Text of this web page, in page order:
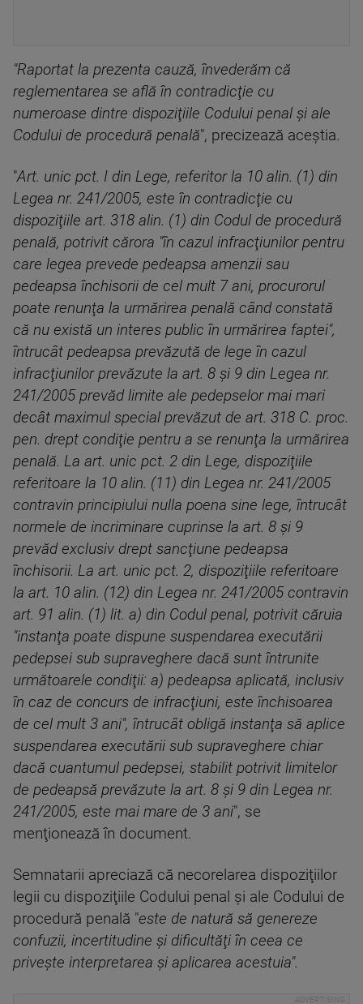
"Raportat la prezenta cauză, învederăm că
reglementarea se află în contradicţie cu
numeroase dintre dispoziţiile Codului penal şi ale
Codului de procedură penală", precizează aceştia.
"Art. unic pct. I din Lege, referitor la 10 alin. (1) din
Legea nr. 241/2005, este în contradicţie cu
dispoziţiile art. 318 alin. (1) din Codul de procedură
penală, potrivit cărora "în cazul infracţiunilor pentru
care legea prevede pedeapsa amenzii sau
pedeapsa închisorii de cel mult 7 ani, procurorul
poate renunţa la urmărirea penală când constată
că nu există un interes public în urmărirea faptei",
întrucât pedeapsa prevăzută de lege în cazul
infracţiunilor prevăzute la art. 8 şi 9 din Legea nr.
241/2005 prevăd limite ale pedepselor mai mari
decât maximul special prevăzut de art. 318 C. proc.
pen. drept condiţie pentru a se renunţa la urmărirea
penală. La art. unic pct. 2 din Lege, dispoziţiile
referitoare la 10 alin. (11) din Legea nr. 241/2005
contravin principiului nulla poena sine lege, întrucât
normele de incriminare cuprinse la art. 8 şi 9
prevăd exclusiv drept sancţiune pedeapsa
închisorii. La art. unic pct. 2, dispoziţiile referitoare
la art. 10 alin. (12) din Legea nr. 241/2005 contravin
art. 91 alin. (1) lit. a) din Codul penal, potrivit căruia
"instanţa poate dispune suspendarea executării
pedepsei sub supraveghere dacă sunt întrunite
următoarele condiţii: a) pedeapsa aplicată, inclusiv
în caz de concurs de infracţiuni, este închisoarea
de cel mult 3 ani", întrucât obligă instanţa să aplice
suspendarea executării sub supraveghere chiar
dacă cuantumul pedepsei, stabilit potrivit limitelor
de pedeapsă prevăzute la art. 8 şi 9 din Legea nr.
241/2005, este mai mare de 3 ani", se
menţionează în document.
Semnatarii apreciază că necorelarea dispoziţiilor
legii cu dispoziţiile Codului penal şi ale Codului de
procedură penală "este de natură să genereze
confuzii, incertitudine şi dificultăţi în ceea ce
priveşte interpretarea şi aplicarea acestuia".